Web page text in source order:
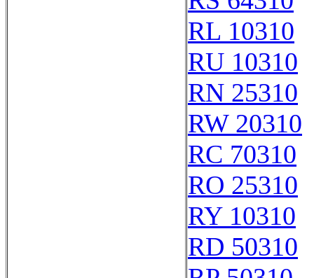
RL 10310
RU 10310
RN 25310
RW 20310
RC 70310
RO 25310
RY 10310
RD 50310